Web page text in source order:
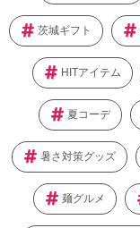
茨城ギフト
HITアイテム
夏コーデ
暑さ対策グッズ
麺グルメ